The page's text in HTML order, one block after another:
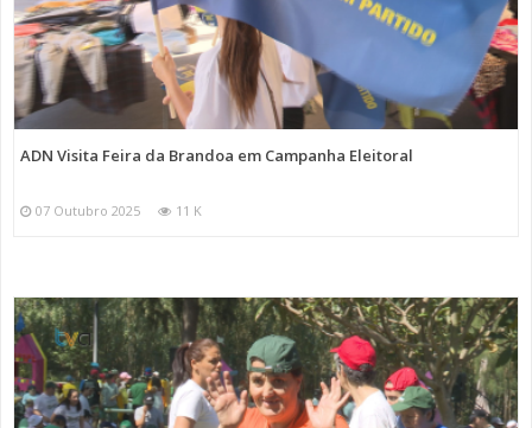
ADN Visita Feira da Brandoa em Campanha Eleitoral
07 Outubro 2025 11 K